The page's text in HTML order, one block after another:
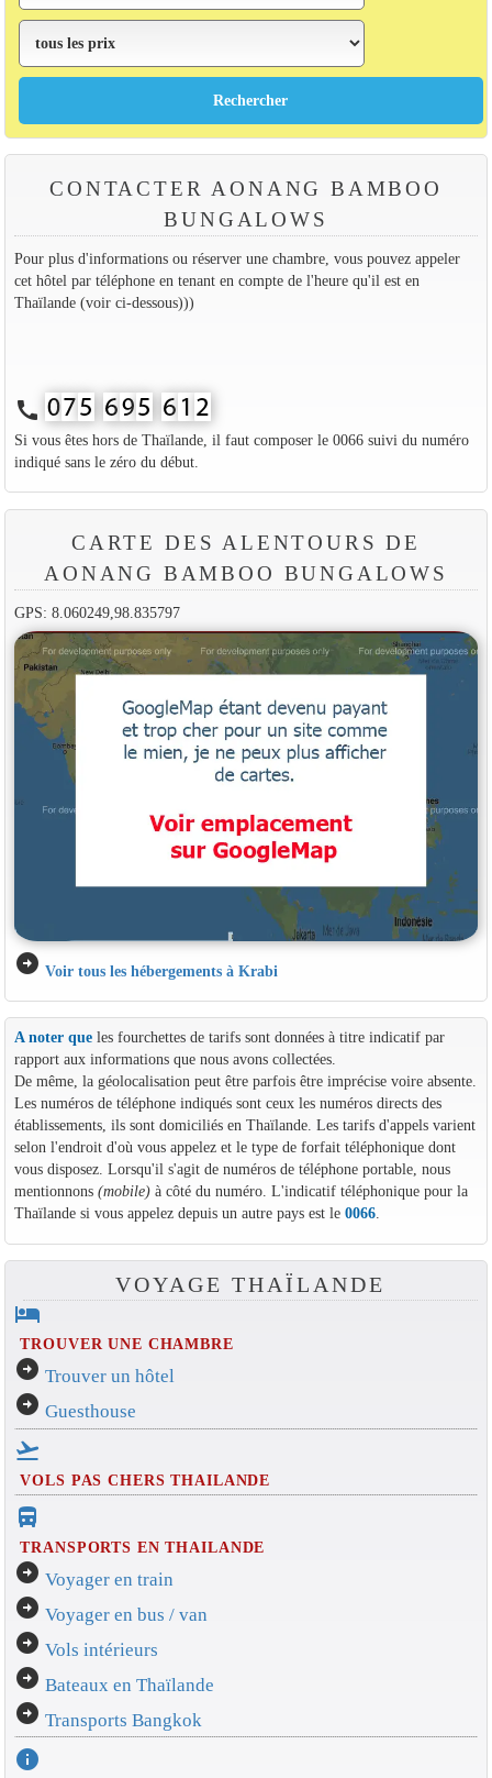
CONTACTER AONANG BAMBOO
BUNGALOWS
Pour plus d'informations ou réserver une chambre, vous pouvez appeler
cet hôtel par téléphone en tenant en compte de l'heure qu'il est en
Thaïlande (voir ci-dessous)))
call
Si vous êtes hors de Thaïlande, il faut composer le 0066 suivi du numéro
indiqué sans le zéro du début.
CARTE DES ALENTOURS DE
AONANG BAMBOO BUNGALOWS
GPS: 8.060249,98.835797
arrow_circle_right Voir tous les hébergements à Krabi
A noter queles fourchettes de tarifs sont données à titre indicatif par
rapport aux informations que nous avons collectées.
De même, la géolocalisation peut être parfois être imprécise voire absente.
Les numéros de téléphone indiqués sont ceux les numéros directs des
établissements, ils sont domiciliés en Thaïlande. Les tarifs d'appels varient
selon l'endroit d'où vous appelez et le type de forfait téléphonique dont
vous disposez. Lorsqu'il s'agit de numéros de téléphone portable, nous
mentionnons (mobile)à côté du numéro. L'indicatif téléphonique pour la
Thaïlande si vous appelez depuis un autre pays est le 0066.
VOYAGE THAÏLANDE
hotel
TROUVER UNE CHAMBRE
arrow_circle_right Trouver un hôtel
arrow_circle_right Guesthouse
flight_takeoff
VOLS PAS CHERS THAILANDE
directions_bus_filled
TRANSPORTS EN THAILANDE
arrow_circle_right Voyager en train
arrow_circle_right Voyager en bus / van
arrow_circle_right Vols intérieurs
arrow_circle_right Bateaux en Thaïlande
arrow_circle_right Transports Bangkok
info